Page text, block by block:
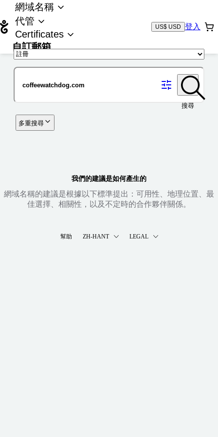
網域名稱
代管
Certificates
自訂郵箱
US$ USD 登入
搜尋
多重搜尋
我們的建議是如何產生的
網域名稱的建議是根據以下標準提出：可用性、地理位置、最
佳選擇、相關性，以及不定時的合作夥伴關係。
幫助 ZH-HANT LEGAL